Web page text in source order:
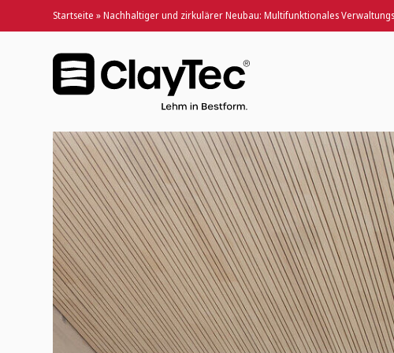
Startseite »Nachhaltiger und zirkulärer Neubau: Multifunktionales
Nachhaltiger und zirkulärer Neubau: Multifunktionales